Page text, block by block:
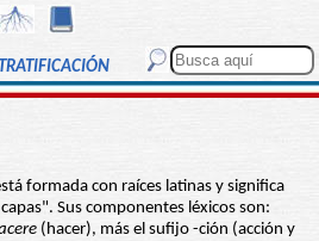
formada con raíces latinas y significa
Sus componentes léxicos son:
(hacer), más el sufijo -ción (acción y